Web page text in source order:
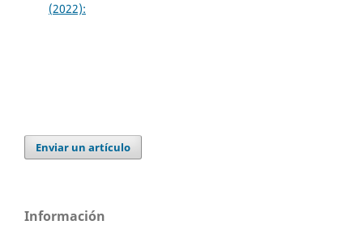
(2022):
Enviar un artículo
Información